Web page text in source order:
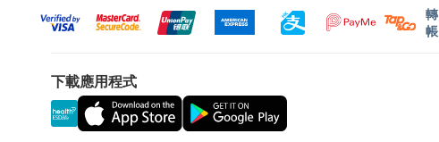
轉
帳
下載應用程式